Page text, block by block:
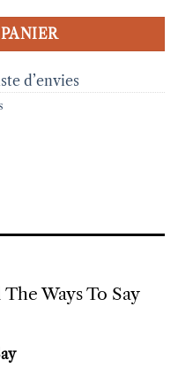
d’envies
Ways To Say